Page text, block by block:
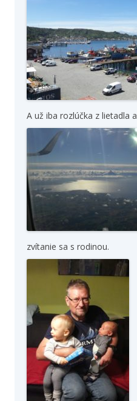
A už iba rozlúčka z lietadla a
zvítanie sa s rodinou.